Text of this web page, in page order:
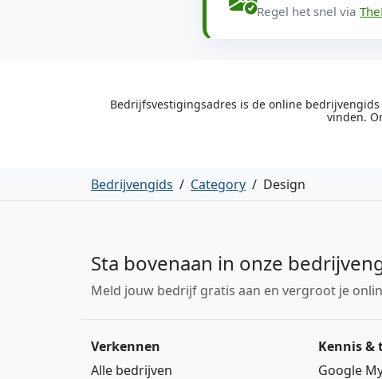
Regel het snel via
Bedrijfsvestigingsadres is de online
vinden.
Bedrijvengids / Category / Design
Sta bovenaan in onze
Meld jouw bedrijf gratis aan en vergroot je
Verkennen
Alle bedrijven
Kennis &
Google